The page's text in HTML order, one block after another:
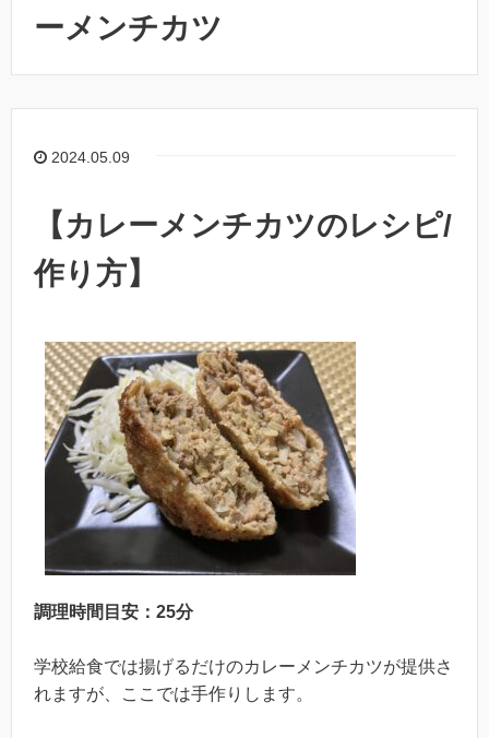
ーメンチカツ
2024.05.09
【カレーメンチカツのレシピ/
作り方】
調理時間目安：25分
学校給食では揚げるだけのカレーメンチカツが提供さ
れますが、ここでは手作りします。